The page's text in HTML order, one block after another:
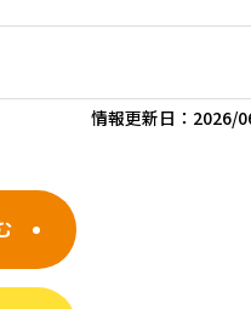
情報更新日： 2026/